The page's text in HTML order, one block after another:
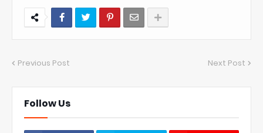
Previous Post Next Post
Follow Us